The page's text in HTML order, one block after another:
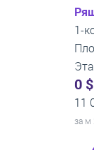
1-
0 $
11
за м